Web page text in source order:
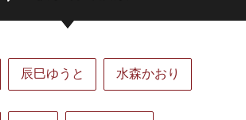
辰巳ゆうと 水森かおり